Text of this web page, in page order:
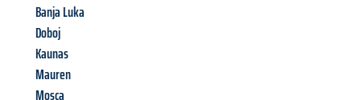
Banja Luka
Doboj
Kaunas
Mauren
Mosca